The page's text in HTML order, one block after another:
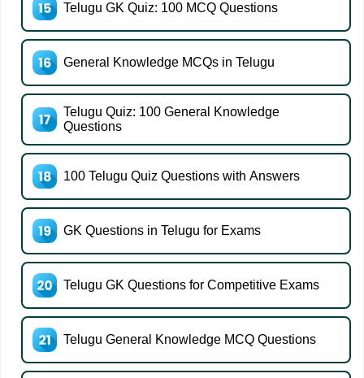
Telugu GK Quiz: 100 MCQ Questions
General Knowledge MCQs in Telugu
Telugu Quiz: 100 General Knowledge
Questions
100 Telugu Quiz Questions with Answers
GK Questions in Telugu for Exams
Telugu GK Questions for Competitive Exams
Telugu General Knowledge MCQ Questions